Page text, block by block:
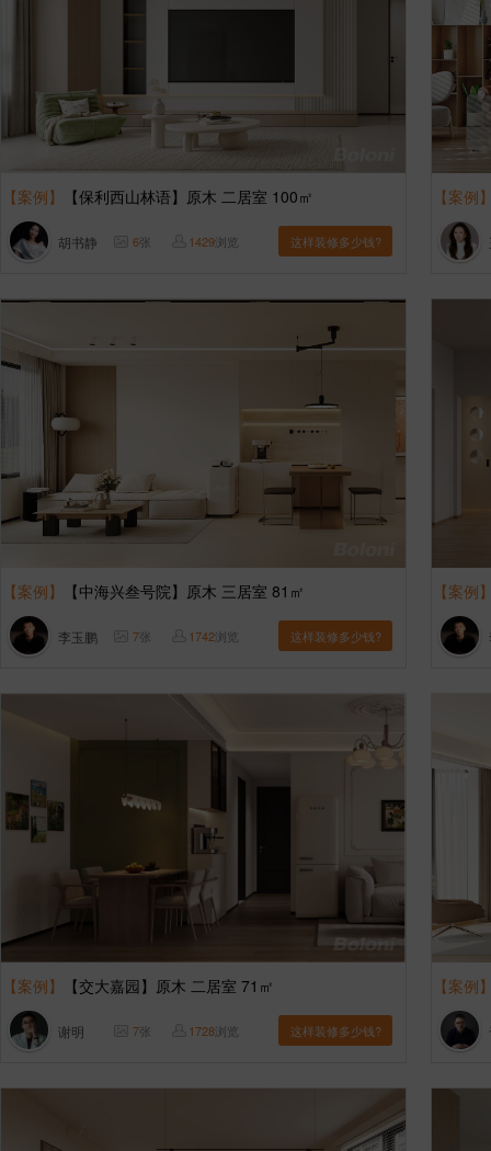
【案例】 【保利西山林语】原木 二居室 100㎡
胡书静 6张 1429浏览 这样装修多少钱?
【案例
【案例】 【中海兴叁号院】原木 三居室 81㎡
李玉鹏 7张 1742浏览 这样装修多少钱?
【案例
【案例】 【交大嘉园】原木 二居室 71㎡
谢明 7张 1728浏览 这样装修多少钱?
【案例